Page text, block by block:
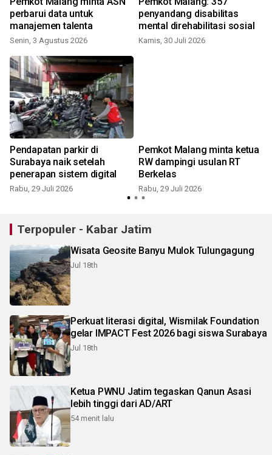
perbarui data untuk
manajemen talenta
Senin, 3 Agustus 2026
penyandang disabilitas
mental direhabilitasi sosial
Kamis, 30 Juli 2026
Pendapatan parkir di
Surabaya naik setelah
penerapan sistem digital
Rabu, 29 Juli 2026
Pemkot Malang minta ketua
RW dampingi usulan RT
Berkelas
Rabu, 29 Juli 2026
Terpopuler - Kabar Jatim
Wisata Geosite Banyu Mulok Tulungagung
Jul 18th
Perkuat literasi digital, Wismilak Foundation
gelar IMPACT Fest 2026 bagi siswa Surabaya
Jul 18th
Ketua PWNU Jatim tegaskan Qanun Asasi
lebih tinggi dari AD/ART
54 menit lalu